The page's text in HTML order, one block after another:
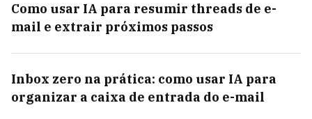
Como usar IA para resumir threads de e-
mail e extrair próximos passos
Inbox zero na prática: como usar IA para
organizar a caixa de entrada do e-mail